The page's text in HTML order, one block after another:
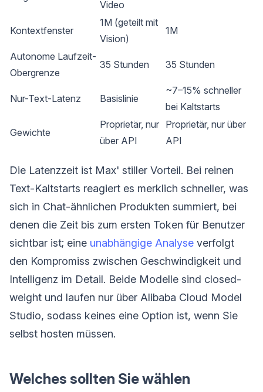
Video
Kontextfenster
1M (geteilt mit
Vision)
1M
Autonome Laufzeit-
Obergrenze
35 Stunden 35 Stunden
Nur-Text-Latenz Basislinie
~7–15% schneller
bei Kaltstarts
Gewichte
Proprietär, nur
über API
Proprietär, nur über
API
Die Latenzzeit ist Max' stiller Vorteil. Bei reinen
Text-Kaltstarts reagiert es merklich schneller, was
sich in Chat-ähnlichen Produkten summiert, bei
denen die Zeit bis zum ersten Token für Benutzer
sichtbar ist; eine unabhängige Analyse verfolgt
den Kompromiss zwischen Geschwindigkeit und
Intelligenz im Detail. Beide Modelle sind closed-
weight und laufen nur über Alibaba Cloud Model
Studio, sodass keines eine Option ist, wenn Sie
selbst hosten müssen.
Welches sollten Sie wählen